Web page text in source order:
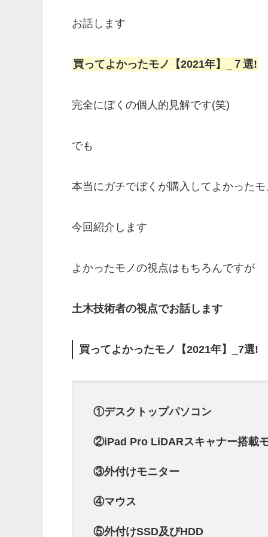
お話します
買ってよかったモノ【2021年】_７選!
完全にぼくの個人的見解です(笑)
でも
本当にガチでぼくが購入してよかった
今回紹介します
よかったモノの視点はもちろんですが
土木技術者の視点でお話します
買ってよかったモノ【2021年】_7選!
①デスクトップパソコン
②iPad Pro LiDARスキャナー搭載
③外付けモニター
④マウス
⑤外付けSSD及びHDD